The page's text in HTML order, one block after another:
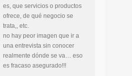
es, que servicios o productos
ofrece, de qué negocio se
trata,, etc.
no hay peor imagen que ir a
una entrevista sin conocer
realmente dónde se va… eso
es fracaso asegurado!!!